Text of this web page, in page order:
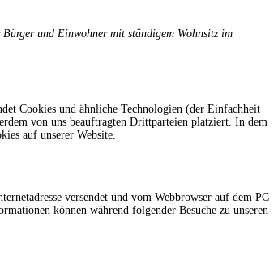
und Einwohner mit ständigem Wohnsitz im
Cookies und ähnliche Technologien (der Einfachheit
von uns beauftragten Drittparteien platziert. In dem
auf unserer Website.
versendet und vom Webbrowser auf dem PC
können während folgender Besuche zu unseren